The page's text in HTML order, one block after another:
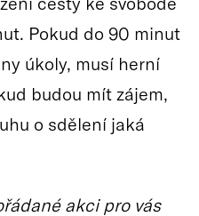
Pokud do 90 minut
úkoly, musí herní
budou mít zájem,
o sdělení jaká
akci pro vás